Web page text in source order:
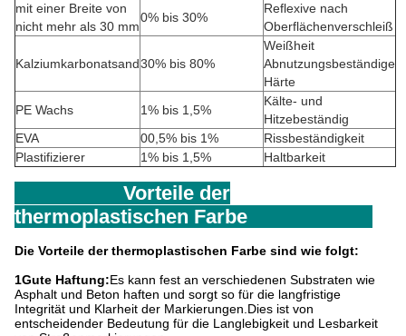
mit einer Breite von
nicht mehr als 30 mm
0% bis 30%
Reflexive nach
Oberflächenverschleiß
Kalziumkarbonatsand30% bis 80%
Weißheit
Abnutzungsbeständige
Härte
PE Wachs
1% bis 1,5%
Kälte- und
Hitzebeständig
EVA
00,5% bis 1%
Rissbeständigkeit
Plastifizierer
1% bis 1,5% Haltbarkeit
Vorteile der
thermoplastischen Farbe
Die Vorteile der thermoplastischen Farbe sind wie folgt:
1Gute Haftung:Es kann fest an verschiedenen Substraten wie
Asphalt und Beton haften und sorgt so für die langfristige
Integrität und Klarheit der Markierungen.Dies ist von
entscheidender Bedeutung für die Langlebigkeit und Lesbarkeit